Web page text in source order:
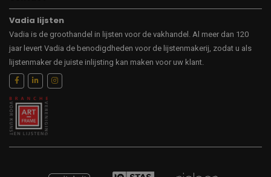
Vadia lijsten
Vadia is de groothandel in lijsten voor de vakhandel. Al meer dan 120
jaar levert Vadia de benodigdheden voor de lijstenmakerij, zodat u als
lijstenmaker de juiste inlijsting kan maken voor uw klant.